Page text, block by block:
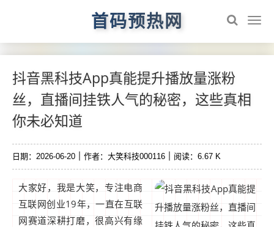
首码预热网
抖音黑科技App真能提升播放量涨粉
丝，直播间挂铁人气的秘密，这些真相
你未必知道
日期：2026-06-20 作者：大笑科技000116 阅读：6.67 K
大家好，我是大笑，专注电商
互联网创业19年，一直在互联
网赛道深耕打磨，很高兴有缘